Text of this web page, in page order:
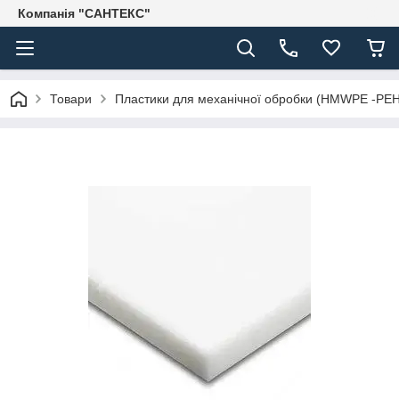
Компанія "САНТЕКС"
Товари Пластики для механічної обробки (HMWPE -